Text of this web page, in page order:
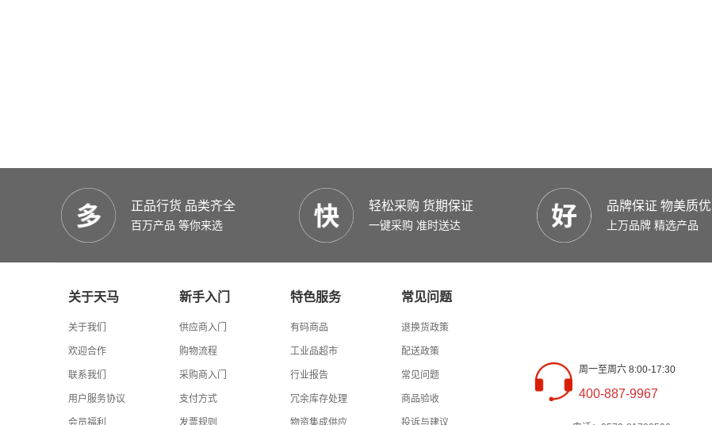
正品行货 品类齐全
百万产品 等你来选
轻松采购 货期保证
一键采购 准时送达
品牌保证 物美质优
上万品牌 精选产品
关于天马
关于我们
欢迎合作
联系我们
用户服务协议
会员福利
新手入门
供应商入门
购物流程
采购商入门
支付方式
发票规则
特色服务
有码商品
工业品超市
行业报告
冗余库存处理
物资集成供应
常见问题
退换货政策
配送政策
常见问题
商品验收
投诉与建议
周一至周六 8:00-17:30
400-887-9967